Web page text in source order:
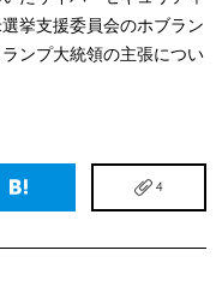
挙支援委員会のホブラン
ンプ大統領の主張につい
4